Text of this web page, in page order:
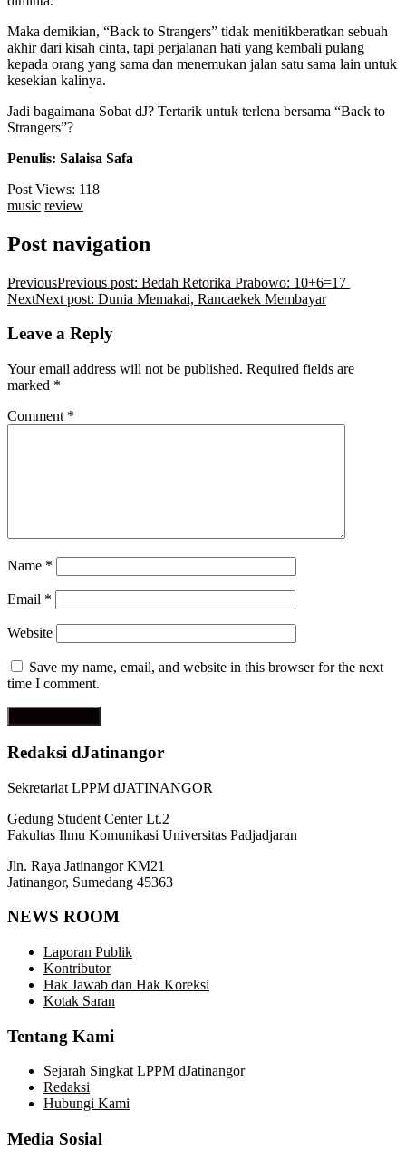
Maka demikian, “Back to Strangers” tidak menitikberatkan sebuah
akhir dari kisah cinta, tapi perjalanan hati yang kembali pulang
kepada orang yang sama dan menemukan jalan satu sama lain untuk
kesekian kalinya.
Jadi bagaimana Sobat dJ? Tertarik untuk terlena bersama “Back to
Strangers”?
Penulis: Salaisa Safa
Post Views: 118
music review
Post navigation
PreviousPrevious post: Bedah Retorika Prabowo: 10+6=17
NextNext post: Dunia Memakai, Rancaekek Membayar
Leave a Reply
Your email address will not be published. Required fields are
marked *
Comment *
Name *
Email *
Website
Save my name, email, and website in this browser for the next
time I comment.
Redaksi dJatinangor
Sekretariat LPPM dJATINANGOR
Gedung Student Center Lt.2
Fakultas Ilmu Komunikasi Universitas Padjadjaran
Jln. Raya Jatinangor KM21
Jatinangor, Sumedang 45363
NEWS ROOM
Laporan Publik
Kontributor
Hak Jawab dan Hak Koreksi
Kotak Saran
Tentang Kami
Sejarah Singkat LPPM dJatinangor
Redaksi
Hubungi Kami
Media Sosial